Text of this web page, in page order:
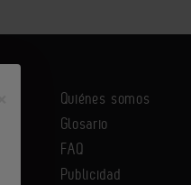
Quiénes somos
Glosario
FAQ
Publicidad